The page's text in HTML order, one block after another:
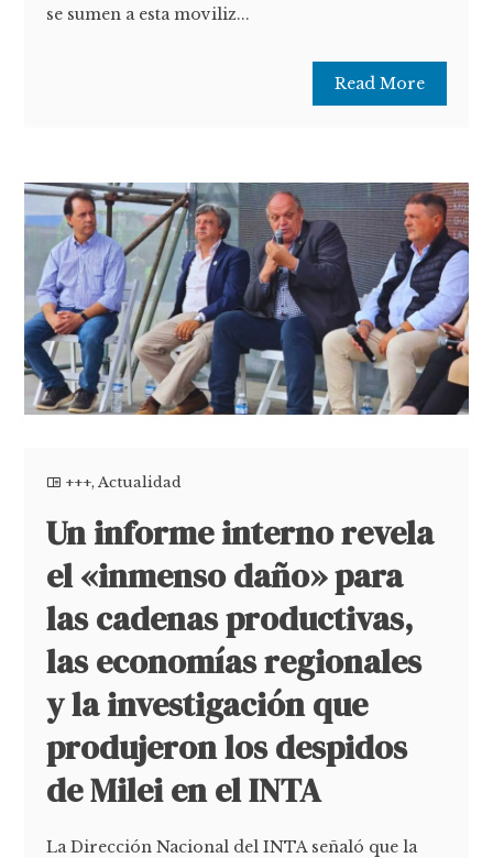
se sumen a esta moviliz...
Read More
+++,Actualidad
Un informe interno revela
el «inmenso daño» para
las cadenas productivas,
las economías regionales
y la investigación que
produjeron los despidos
de Milei en el INTA
La Dirección Nacional del INTA señaló que la